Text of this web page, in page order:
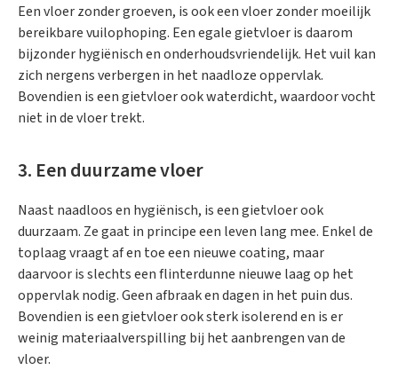
Een vloer zonder groeven, is ook een vloer zonder moeilijk
bereikbare vuilophoping. Een egale gietvloer is daarom
bijzonder hygiënisch en onderhoudsvriendelijk. Het vuil kan
zich nergens verbergen in het naadloze oppervlak.
Bovendien is een gietvloer ook waterdicht, waardoor vocht
niet in de vloer trekt.
3. Een duurzame vloer
Naast naadloos en hygiënisch, is een gietvloer ook
duurzaam. Ze gaat in principe een leven lang mee. Enkel de
toplaag vraagt af en toe een nieuwe coating, maar
daarvoor is slechts een flinterdunne nieuwe laag op het
oppervlak nodig. Geen afbraak en dagen in het puin dus.
Bovendien is een gietvloer ook sterk isolerend en is er
weinig materiaalverspilling bij het aanbrengen van de
vloer.